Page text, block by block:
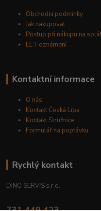
Obchodní podmínky
Jak nakupovat
Postup při nákupu na
EET oznámení
Kontaktní informace
O nás
Kontakt Česká Lípa
Kontakt Stružnice
Formulář na poptávku
Rychlý kontakt
DINO SERVIS s.r.o.